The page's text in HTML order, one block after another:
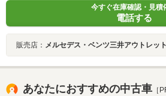
今すぐ在庫確認・見積
電話する
販売店： メルセデス・ベンツ三井アウトレット
あなたにおすすめの中古車 ［